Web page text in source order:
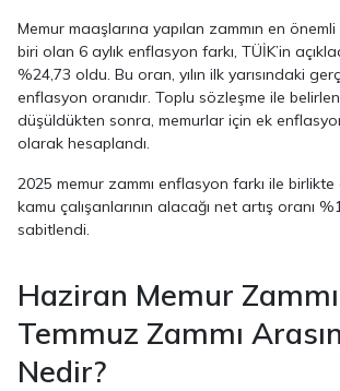
Memur maaşlarına yapılan zammın en
biri olan 6 aylık enflasyon farkı, TÜİK’in
%24,73 oldu. Bu oran, yılın ilk yarısındaki
enflasyon oranıdır. Toplu sözleşme ile
düşüldükten sonra, memurlar için ek
olarak hesaplandı.
2025 memur zammı enflasyon farkı ile birlikte
kamu çalışanlarının alacağı net artış oranı
sabitlendi.
Haziran Memur
Temmuz Zammı
Nedir?